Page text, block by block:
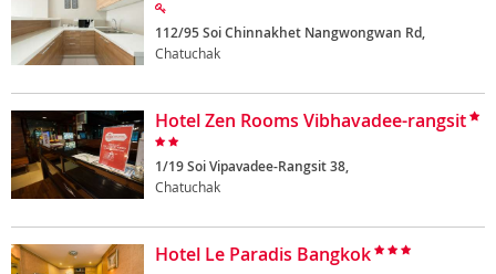
112/95 Soi Chinnakhet Nangwongwan Rd,
Chatuchak
Hotel Zen Rooms Vibhavadee-rangsit
1/19 Soi Vipavadee-Rangsit 38,
Chatuchak
Hotel Le Paradis Bangkok